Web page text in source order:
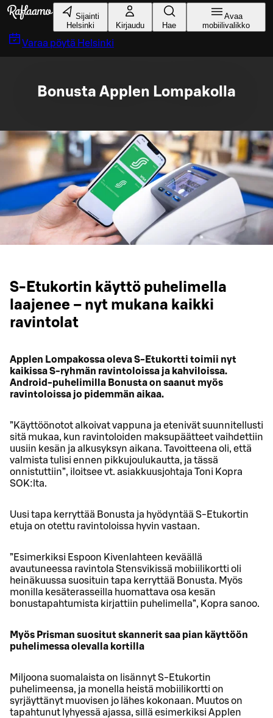
Siirry pääsisältöön
Sijainti
Helsinki
Kirjaudu Hae
Avaa
mobiilivalikko
Varaa pöytä Helsinki
Bonusta Applen Lompakolla
S-Etukortin käyttö puhelimella
laajenee – nyt mukana kaikki
ravintolat
Applen Lompakossa oleva S-Etukortti toimii nyt
kaikissa S-ryhmän ravintoloissa ja kahviloissa.
Android-puhelimilla Bonusta on saanut myös
ravintoloissa jo pidemmän aikaa.
”Käyttöönotot alkoivat vappuna ja etenivät suunnitellusti
sitä mukaa, kun ravintoloiden maksupäätteet vaihdettiin
uusiin kesän ja alkusyksyn aikana. Tavoitteena oli, että
valmista tulisi ennen pikkujoulukautta, ja tässä
onnistuttiin”, iloitsee vt. asiakkuusjohtaja Toni Kopra
SOK:lta.
Uusi tapa kerryttää Bonusta ja hyödyntää S-Etukortin
etuja on otettu ravintoloissa hyvin vastaan.
”Esimerkiksi Espoon Kivenlahteen keväällä
avautuneessa ravintola Stensvikissä mobiilikortti oli
heinäkuussa suosituin tapa kerryttää Bonusta. Myös
monilla kesäterasseilla huomattava osa kesän
bonustapahtumista kirjattiin puhelimella”, Kopra sanoo.
Myös Prisman suositut skannerit saa pian käyttöön
puhelimessa olevalla kortilla
Miljoona suomalaista on lisännyt S-Etukortin
puhelimeensa, ja monella heistä mobiilikortti on
syrjäyttänyt muovisen jo lähes kokonaan. Muutos on
tapahtunut lyhyessä ajassa, sillä esimerkiksi Applen